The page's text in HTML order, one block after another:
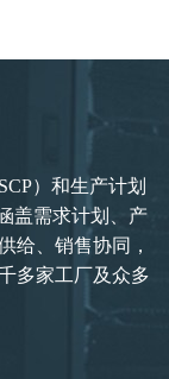
）和生产计划
盖需求计划、产
给、销售协同，
多家工厂及众多